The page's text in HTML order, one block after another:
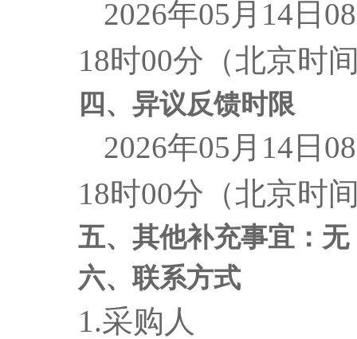
2026年05月14日
18时00分（北京时
四、异议反馈时限
2026年05月14日
18时00分（北京时
五、 其他补充事宜：无
六、联系方式
1.采购人